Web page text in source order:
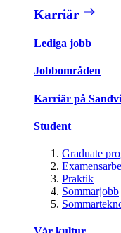
Karriär
Lediga jobb
Jobbområden
Karriär på
Student
Graduate
Praktik
Sommarjobb